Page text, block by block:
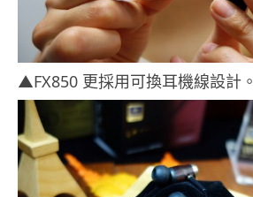
▲FX850 更採用可換耳機線設計。